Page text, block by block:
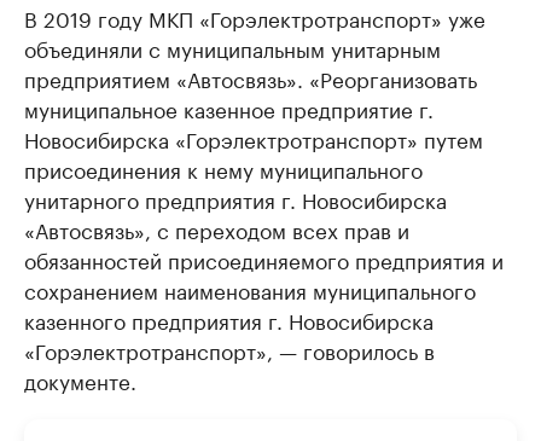
В 2019 году МКП «Горэлектротранспорт» уже
объединяли с муниципальным унитарным
предприятием «Автосвязь». «Реорганизовать
муниципальное казенное предприятие г.
Новосибирска «Горэлектротранспорт» путем
присоединения к нему муниципального
унитарного предприятия г. Новосибирска
«Автосвязь», с переходом всех прав и
обязанностей присоединяемого предприятия и
сохранением наименования муниципального
казенного предприятия г. Новосибирска
«Горэлектротранспорт», — говорилось в
документе.